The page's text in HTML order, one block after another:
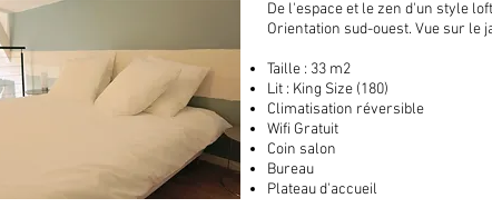
De l'espace et le zen d'un style
Orientation sud-ouest. Vue sur le
Taille : 33 m2
Lit : King Size (180)
Climatisation réversible
Wifi Gratuit
Coin salon
Bureau
Plateau d'accueil